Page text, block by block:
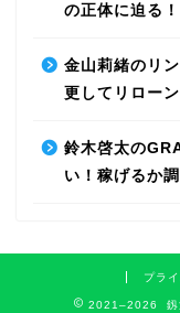
の正体に迫る！
金山莉緒のリ
更してリロー
鈴木啓太の
い！稼げるか
プラ
2021–2026 釼